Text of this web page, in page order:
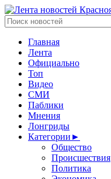
Главная
Лента
Официально
Топ
Видео
СМИ
Паблики
Мнения
Лонгриды
Категории ►
Общество
Происшествия
Политика